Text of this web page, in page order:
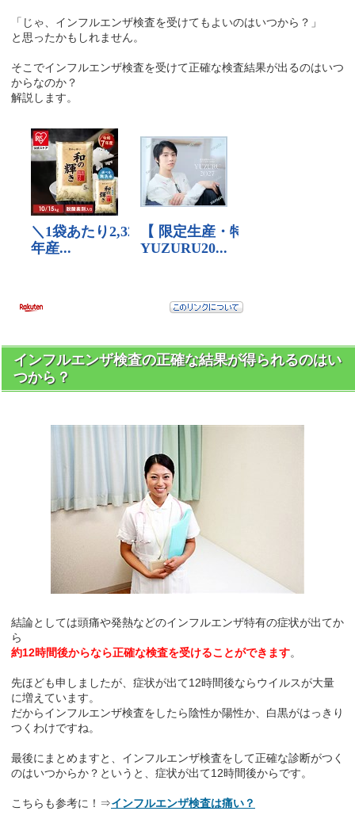
「じゃ、インフルエンザ検査を受けてもよいのはいつから？」
と思ったかもしれません。
そこでインフルエンザ検査を受けて正確な検査結果が出るのはいつ
からなのか？
解説します。
インフルエンザ検査の正確な結果が得られるのはい
つから？
結論としては頭痛や発熱などのインフルエンザ特有の症状が出てか
ら
約12時間後からなら正確な検査を受けることができます。
先ほども申しましたが、症状が出て12時間後ならウイルスが大量
に増えています。
だからインフルエンザ検査をしたら陰性か陽性か、白黒がはっきり
つくわけですね。
最後にまとめますと、インフルエンザ検査をして正確な診断がつく
のはいつからか？というと、症状が出て12時間後からです。
こちらも参考に！⇒インフルエンザ検査は痛い？